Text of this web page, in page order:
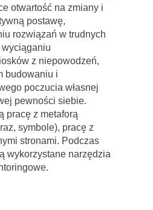
otwartość na zmiany i
postawę,
rozwiązań w trudnych
z niepowodzeń,
budowaniu i
poczucia własnej
pewności siebie.
pracę z metaforą
symbole), pracę z
stronami. Podczas
wykorzystane narzędzia